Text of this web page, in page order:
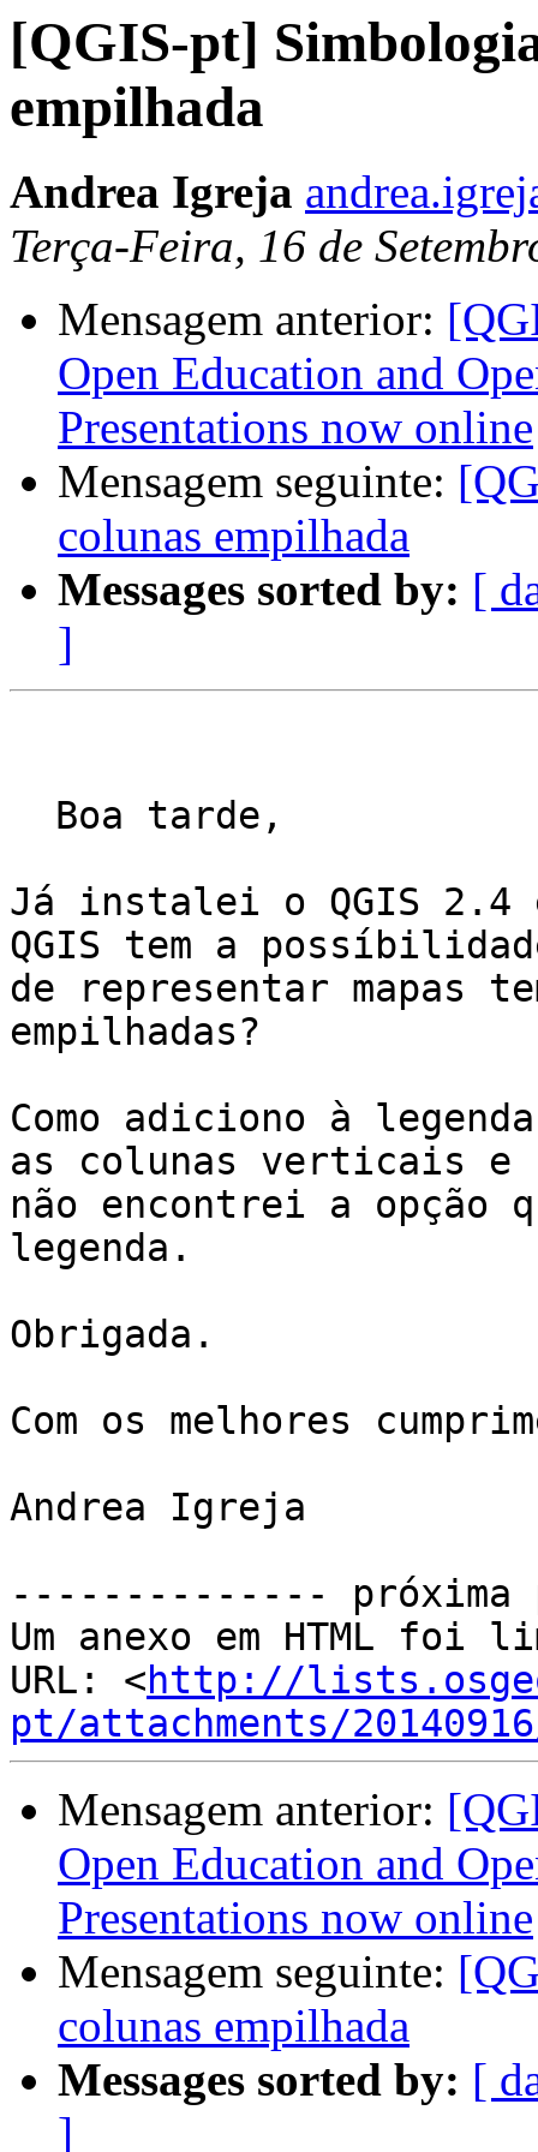
[QGIS-pt]
empilhada
Andrea Igreja
Terça-Feira, 16 de
Mensagem anterior:
Open Education and
Presentations now online
Mensagem seguinte:
colunas empilhada
Messages sorted by: [
]
Já instalei o QGIS 2.4
QGIS tem a
de representar mapas
empilhadas?
Como adiciono à
as colunas verticais e
não encontrei a opção
legenda.
Obrigada.
Com os melhores
Andrea Igreja
--------------
Um anexo em HTML foi
URL: <http://
pt/attachments/
Mensagem anterior:
Open Education and
Presentations now online
Mensagem seguinte:
colunas empilhada
Messages sorted by: [
]